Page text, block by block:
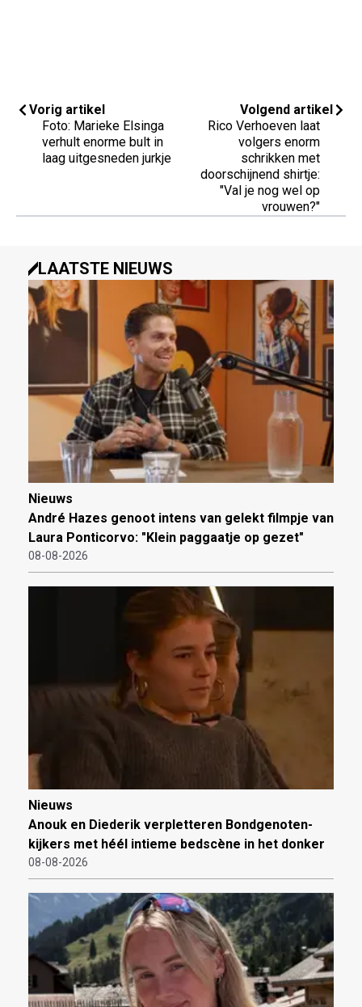
Vorig artikel
Foto: Marieke Elsinga
verhult enorme bult in
laag uitgesneden jurkje
Volgend artikel
Rico Verhoeven laat
volgers enorm
schrikken met
doorschijnend shirtje:
"Val je nog wel op
vrouwen?"
LAATSTE NIEUWS
Nieuws
André Hazes genoot intens van gelekt filmpje van
Laura Ponticorvo: "Klein paggaatje op gezet"
08-08-2026
Nieuws
Anouk en Diederik verpletteren Bondgenoten-
kijkers met héél intieme bedscène in het donker
08-08-2026